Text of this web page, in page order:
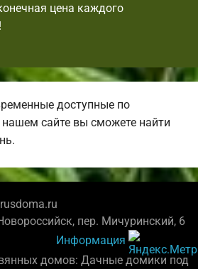
цена каждого
доступные по
сайте вы сможете найти
пер. Мичуринский, 6
Информация
домов: Дачные домики под